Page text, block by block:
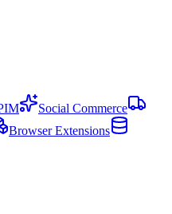
Social Commerce
Browser Extensions